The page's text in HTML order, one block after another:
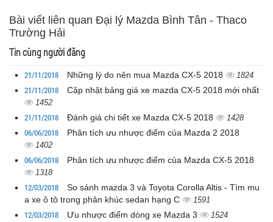
Bài viết liên quan Đại lý Mazda Bình Tân - Thaco
Trường Hải
Tin cùng người đăng
21/11/2018 Những lý do nên mua Mazda CX-5 2018 1824
21/11/2018 Cập nhật bảng giá xe mazda CX-5 2018 mới nhất
1452
21/11/2018 Đánh giá chi tiết xe Mazda CX-5 2018 1428
06/06/2018 Phân tích ưu nhược điểm của Mazda 2 2018
1402
06/06/2018 Phân tích ưu nhược điểm của Mazda CX-5 2018
1318
12/03/2018
So sánh mazda 3 và Toyota Corolla Altis - Tìm mu
a xe ô tô trong phân khúc sedan hạng C
1591
12/03/2018 Ưu nhược điểm dòng xe Mazda 3 1524